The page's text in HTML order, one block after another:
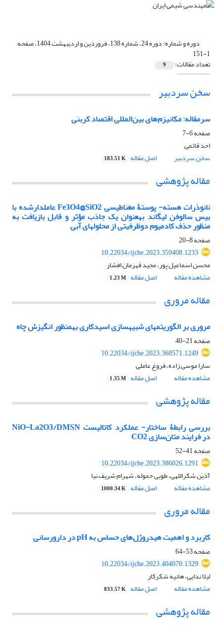
دوره و شماره: دوره 24، شماره 138، فروردین و اردیبهشت 1404، صفحه
1-151
تعداد مقالات: 9
سخن سردبیر
سرمقاله: مکانیزم‌های بین‌المللی اقتصاد کربنی
صفحه6-7
احد قائمی
سخن سردبیر
اصل مقاله 183.51 K
مقاله پژوهشی
نانوذرات هسته- پوستۀ مغناطیسی Fe3O4@SiO2 عاملدارشده با
بیس سالوفن لیگاند بهعنوان یک جاذب مؤثر و قابل بازیافت به
منظور حذف کادمیوم دوظرفیتی از محلولهای آبی
صفحه8-20
10.22034/ijche.2023.359408.1233
محسن اسماعیل پور، مجید قهرمان افشار
مشاهده مقاله
اصل مقاله 1.23 M
مقاله مروری
مروری بر الگوریتمهای شبیهسازی اسیدکاری بهمنظور انگیزش چاه
صفحه21-40
10.22034/ijche.2023.368571.1249
سارا موسی زاده، فروغ عاملی
مشاهده مقاله
اصل مقاله 1.35 M
مقاله پژوهشی
بررسی رابطۀ ساختار- عملکرد کاتالیست NiO-La2O3/DMSN
در فرایند متان‌سازی CO2
صفحه41-52
10.22034/ijche.2023.386026.1291
آذین شکراللهی، طوبی حموله، شهرام شریف نیا
مشاهده مقاله
اصل مقاله 1000.34 K
مقاله مروری
کاربرد و اهمیت هیدروژل‌های حساس به pH در دارورسانی
صفحه53-64
10.22034/ijche.2023.404070.1329
لیلا ندایی، هانیه شکرکار
مشاهده مقاله
اصل مقاله 833.57 K
مقاله پژوهشی